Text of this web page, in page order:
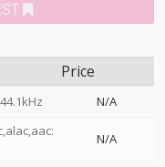
Price
N/A
N/A